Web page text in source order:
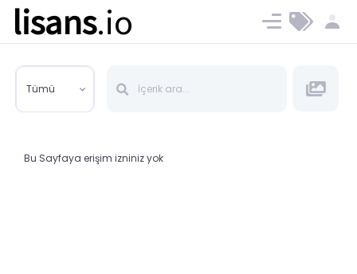
lisans.io Ücret ve Planlar
Tümü
Bu Sayfaya erişim izniniz yok